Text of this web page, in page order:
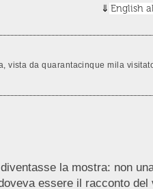
English
vista da quarantacinque mila
la mostra: non
essere il racconto del